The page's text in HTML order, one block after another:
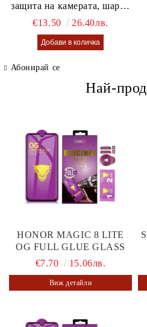
защита на камерата, шарен
калъф Lusi case
€13.50 26.40лв.
Абонирай се
Най-
HONOR MAGIC 8 LITE
OG FULL GLUE GLASS
€7.70
15.06лв.
Виж детайли